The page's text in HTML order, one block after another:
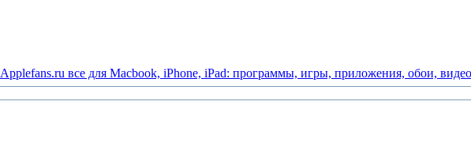
Applefans.ru все для Macbook, iPhone, iPad: программы, игры, приложения, обои, видео